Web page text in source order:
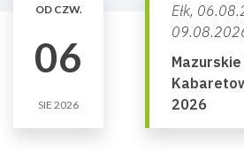
OD CZW.
06
SIE 2026
Ełk,
2026